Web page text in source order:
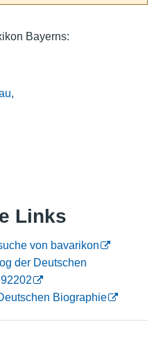
Bayerns:
Links
von bavarikon
der Deutschen
Biographie